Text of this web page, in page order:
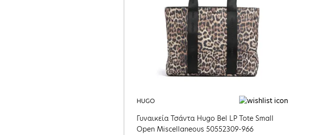
HUGO
Γυναικεία Τσάντα Hugo Bel LP Tote Small
Open Miscellaneous 50552309-966